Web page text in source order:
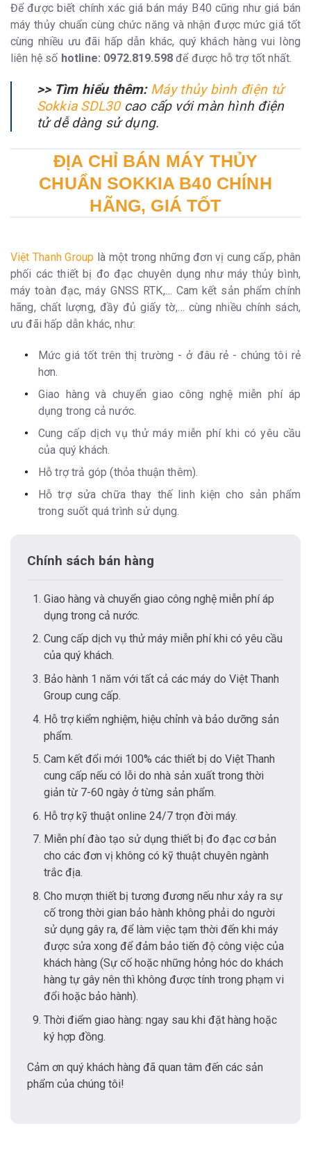
Để được biết chính xác giá bán máy B40 cũng như giá bán
máy thủy chuẩn cùng chức năng và nhận được mức giá tốt
cùng nhiều ưu đãi hấp dẫn khác, quý khách hàng vui lòng
liên hệ số hotline: 0972.819.598 để được hỗ trợ tốt nhất.
>> Tìm hiểu thêm: Máy thủy bình điện tử
Sokkia SDL30cao cấp với màn hình điện
tử dễ dàng sử dụng.
ĐỊA CHỈ BÁN MÁY THỦY
CHUẨN SOKKIA B40 CHÍNH
HÃNG, GIÁ TỐT
Việt Thanh Group là một trong những đơn vị cung cấp, phân
phối các thiết bị đo đạc chuyên dụng như máy thủy bình,
máy toàn đạc, máy GNSS RTK,… Cam kết sản phẩm chính
hãng, chất lượng, đầy đủ giấy tờ,… cùng nhiều chính sách,
ưu đãi hấp dẫn khác, như:
Mức giá tốt trên thị trường - ở đâu rẻ - chúng tôi rẻ
hơn.
Giao hàng và chuyển giao công nghệ miễn phí áp
dụng trong cả nước.
Cung cấp dịch vụ thử máy miễn phí khi có yêu cầu
của quý khách.
Hỗ trợ trả góp (thỏa thuận thêm).
Hỗ trợ sửa chữa thay thế linh kiện cho sản phẩm
trong suốt quá trình sử dụng.
Chính sách bán hàng
Giao hàng và chuyển giao công nghệ miễn phí áp
dụng trong cả nước.
Cung cấp dịch vụ thử máy miễn phí khi có yêu cầu
của quý khách.
Bảo hành 1 năm với tất cả các máy do Việt Thanh
Group cung cấp.
Hỗ trợ kiểm nghiệm, hiệu chỉnh và bảo dưỡng sản
phẩm.
Cam kết đổi mới 100% các thiết bị do Việt Thanh
cung cấp nếu có lỗi do nhà sản xuất trong thời
giản từ 7-60 ngày ở từng sản phẩm.
Hỗ trợ kỹ thuật online 24/7 trọn đời máy.
Miễn phí đào tạo sử dụng thiết bị đo đạc cơ bản
cho các đơn vị không có kỹ thuật chuyên ngành
trắc địa.
Cho mượn thiết bị tương đương nếu như xảy ra sự
cố trong thời gian bảo hành không phải do người
sử dụng gây ra, để làm việc tạm thời đến khi máy
được sửa xong để đảm bảo tiến độ công việc của
khách hàng (Sự cố hoặc những hỏng hóc do khách
hàng tự gây nên thì không được tính trong phạm vi
đổi hoặc bảo hành).
Thời điểm giao hàng: ngay sau khi đặt hàng hoặc
ký hợp đồng.
Cảm ơn quý khách hàng đã quan tâm đến các sản
phẩm của chúng tôi!